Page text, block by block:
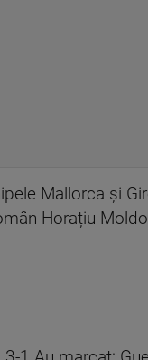
Mallorca și
Horațiu